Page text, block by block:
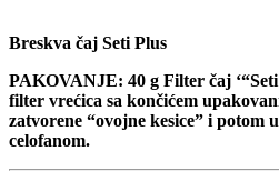
Breskva čaj Seti Plus
PAKOVANJE: 40 g Filter čaj
filter vrećica sa končićem
zatvorene “ovojne kesice” i potom
celofanom.